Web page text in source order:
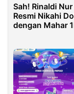
Sah! Rinaldi
Resmi Nikahi
dengan Mahar